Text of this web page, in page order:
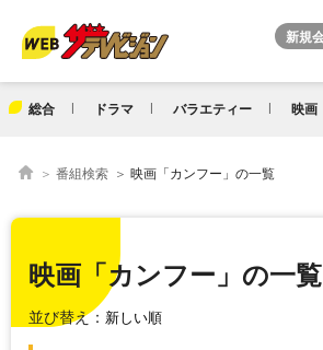
総合 ドラマ バラエティー 映画
番組検索 映画「カンフー」の一覧
映画「カンフー」の一覧
並び替え：